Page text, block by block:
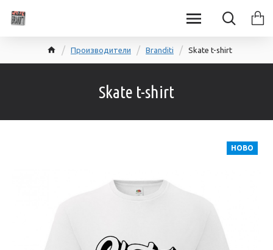
Производители Branditi Skate t-shirt
Skate t-shirt
НОВО